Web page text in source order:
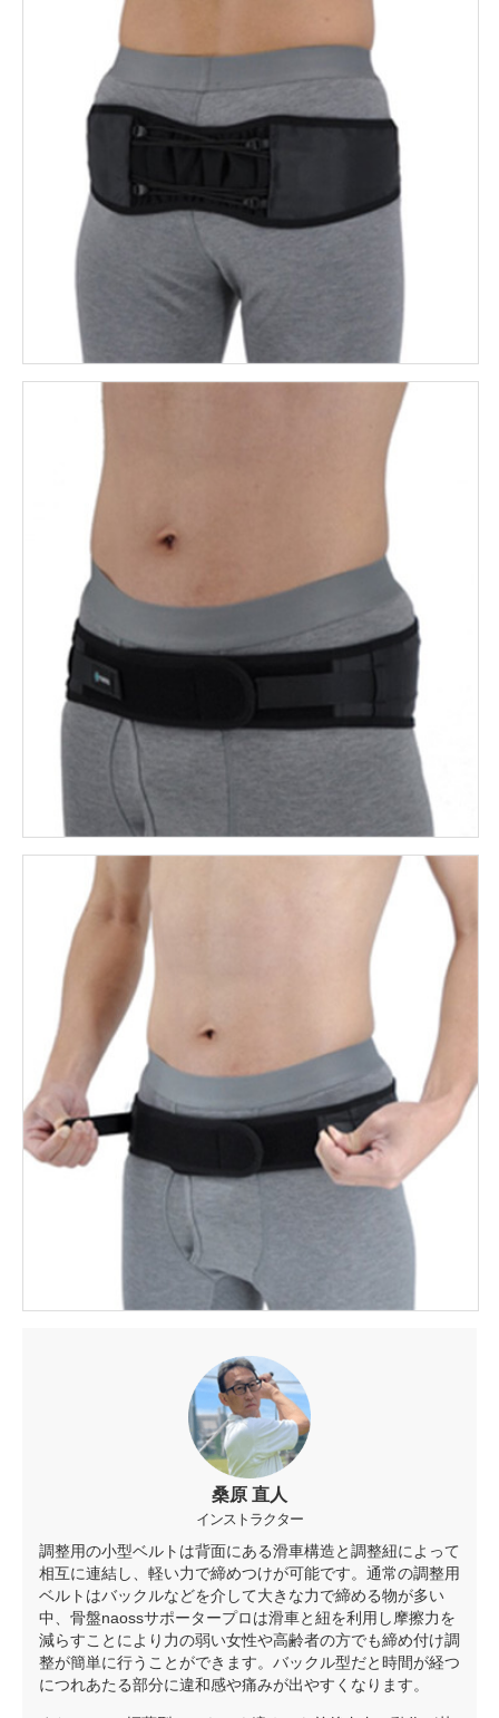
桑原 直人
インストラクター
調整用の小型ベルトは背面にある滑車構造と調整紐によって
相互に連結し、軽い力で締めつけが可能です。通常の調整用
ベルトはバックルなどを介して大きな力で締める物が多い
中、骨盤naossサポータープロは滑車と紐を利用し摩擦力を
減らすことにより力の弱い女性や高齢者の方でも締め付け調
整が簡単に行うことができます。バックル型だと時間が経つ
につれあたる部分に違和感や痛みが出やすくなります。